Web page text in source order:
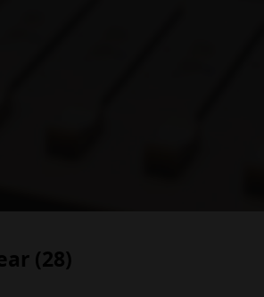
(28)